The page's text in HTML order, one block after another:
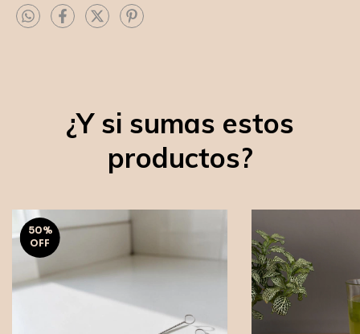
¿Y si sumas estos
productos?
50%
OFF